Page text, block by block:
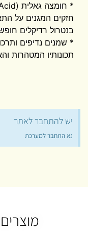
חזקים המגנים על
בנטרול רדיקלים
* שמנים נדיפים
תכונותיו המטהרות
יש להתחבר לאתר
נא התחבר למערכת